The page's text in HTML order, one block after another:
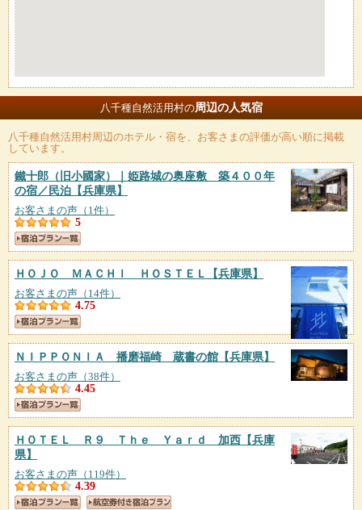
八千種自然活用村の周辺の人気宿
八千種自然活用村周辺のホテル・宿を、お客さまの評価が高い順に掲載
しています。
鐵十郎（旧小國家）｜姫路城の奥座敷 築４００年
の宿／民泊 【兵庫県】
お客さまの声（1件）
5
ＨＯＪＯ ＭＡＣＨＩ ＨＯＳＴＥＬ 【兵庫県】
お客さまの声（14件）
4.75
ＮＩＰＰＯＮＩＡ 播磨福崎 蔵書の館 【兵庫県】
お客さまの声（38件）
4.45
ＨＯＴＥＬ Ｒ９ Ｔｈｅ Ｙａｒｄ 加西 【兵庫
県】
お客さまの声（119件）
4.39